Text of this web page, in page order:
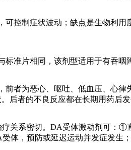
控制症状波动；缺点是生物利
准片相同，该剂型适用于有吞咽
前者为恶心、呕吐、低血压、心
者的不良反应都在长期用药后
关系密切。DA受体激动剂可：
，预防或延迟运动并发症发生